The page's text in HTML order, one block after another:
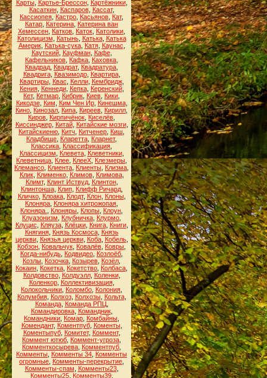
Карты, Картье-Брессон, Картёжники,
Касаткин, Каспаров, Кассат,
Кассиопея Кастро Касьянов Кат,
Катар Катерина Катерина ван
Хемессен Катков Каток Католики
Католицизм
Катынь, Катька, Катька
Америк, Катька-сука, Катя, Каунас
Каутский, Кауфман, Кафе,
Кафельников Кафка Каховка
Квадрад Квадрат, Квадратура
Квадрига, Квазимодо, Квартира,
Квартиры, Квас Келли, Кембридж,
Кения, Кеннеди, Кепка, Керенский,
Кет, Кетмар Кибрик Киев Кики
Кикодзе, Ким Ким Чен Ир, Кинешма,
Кино Кинозал Кипа Киреев Кирилл
Киров Кирпичёнок Киселёв
Киссинджер, Китай, Китайские мозги,
Китайскиеню Китч Китченер Киш
Кладбище Кларетта Кларнет,
Классика Классификация
Классицизм
Клевета, Клеветники,
Клеветница Клее КлееХ Клезмеры
Клемансо Клиента Клиенты Клизма
Клик, Клименко, Климов, Климова,
Климт, Клинт Иствуд, Клинтон,
Клинтонша, Клип, Клифф Ричард,
Кличко, Клоака, Клодт, Клон, Клоны,
Клоняра Клоняра хитрожопая
Клоняра.
Клоняры Клопы Клоун
Клуазонизм
Клубничка Клурмо
Клуцис
Кляуза, Клёцки, Книга, Книги,
Княгиня, Князь Космоса, Князь
церкви, Князья церкви, Коба, Кобель,
Кобзон Ковальчук Ковалёв Ковры
Когда-нибудь Кодвидео Козлоёб
Козлы Козочка Козырев Козёл
Кокаин Кокетка Кокетство Колбаса
Колдовство, Колдуэлл, Коленки,
Коленкор, Коллективизация,
Колокольчики Коломбо Колония
Колумбия, Колхоз, Колхозы, Кольта,
Команда, Команда РПЦ
Командировка, Командник,
Командники Комар Комбайны
Комендант, Коментпуб, Коменты,
Коментыпуб, Комитет, Коммент,
Коммент ютюб Коммент-угроза
Комменткосырева Комментпуб
Комменты Комменты 34 Комменты
огромные Комменты-перекрытие
Комменты-спам
Комменты23,
Комменты25, Комменты39,